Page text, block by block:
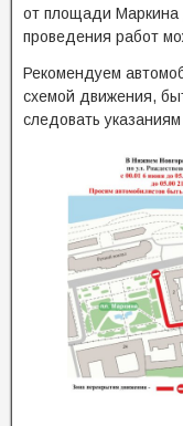
от площади
проведения работ
Рекомендуем
схемой движения,
следовать